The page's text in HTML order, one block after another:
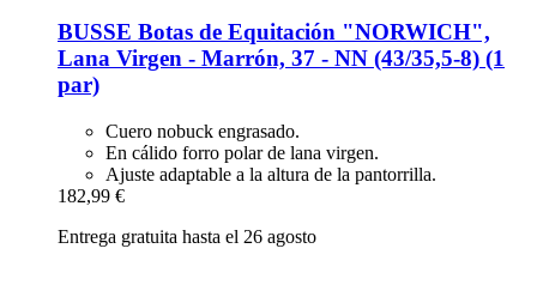
BUSSE Botas de Equitación "NORWICH",
Lana Virgen -​ Marrón, 37 -​ NN (43/35,5-​8) (1
par)
Cuero nobuck engrasado.
En cálido forro polar de lana virgen.
Ajuste adaptable a la altura de la pantorrilla.
182,99 €
Entrega gratuita hasta el 26 agosto